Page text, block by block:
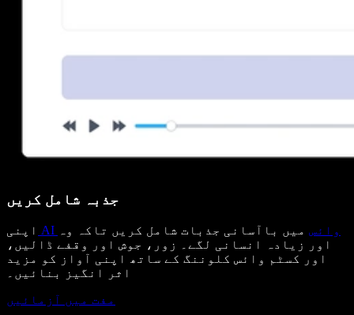
جذبہ شامل کریں
اپنی AI وائس میں باآسانی جذبات شامل کریں تاکہ وہ
اور زیادہ انسانی لگے۔ زور، جوش اور وقفے ڈالیں،
اور کسٹم وائس کلوننگ کے ساتھ اپنی آواز کو مزید
اثر انگیز بنائیں۔
مفت میں آزمائیں